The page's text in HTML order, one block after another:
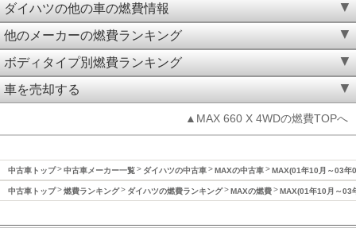
ダイハツの他の車の燃費情報
他のメーカーの燃費ランキング
ボディタイプ別燃費ランキング
車を売却する
▲MAX 660 X 4WDの燃費TOPへ
中古車トップ 中古車メーカー一覧 ダイハツの中古車 MAXの中古車 MAX(01年10月～03年
中古車トップ 燃費ランキング ダイハツの燃費ランキング MAXの燃費 MAX(01年10月～03